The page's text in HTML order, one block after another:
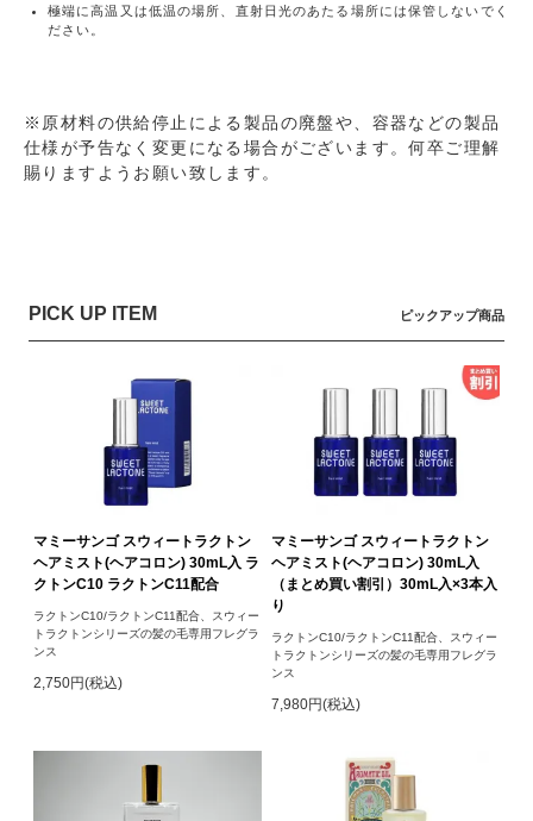
極端に高温又は低温の場所、直射日光のあたる場所には保管しないでく
ださい。
※原材料の供給停止による製品の廃盤や、容器などの製品
仕様が予告なく変更になる場合がございます。何卒ご理解
賜りますようお願い致します。
PICK UP ITEM ピックアップ商品
マミーサンゴ スウィートラクトン
ヘアミスト(ヘアコロン) 30mL入 ラ
クトンC10 ラクトンC11配合
ラクトンC10/ラクトンC11配合、スウィー
トラクトンシリーズの髪の毛専用フレグラ
ンス
2,750円(税込)
マミーサンゴ スウィートラクトン
ヘアミスト(ヘアコロン) 30mL入
（まとめ買い割引）30mL入×3本入
り
ラクトンC10/ラクトンC11配合、スウィー
トラクトンシリーズの髪の毛専用フレグラ
ンス
7,980円(税込)